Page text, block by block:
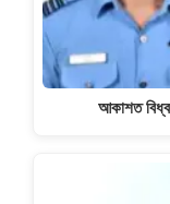
আকাশত